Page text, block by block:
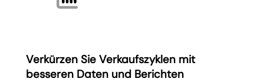
Verkürzen Sie Verkaufszyklen mit
besseren Daten und Berichten